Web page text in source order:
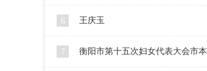
6 王庆玉
7 衡阳市第十五次妇女代表大会市本